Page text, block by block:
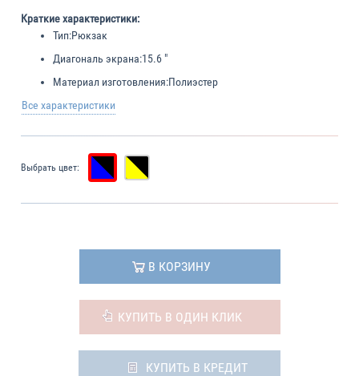
Краткие характеристики:
Тип:Рюкзак
Диагональ экрана:15.6 "
Материал изготовления:Полиэстер
Все характеристики
Выбрать цвет:
В КОРЗИНУ
КУПИТЬ В ОДИН КЛИК
КУПИТЬ В КРЕДИТ